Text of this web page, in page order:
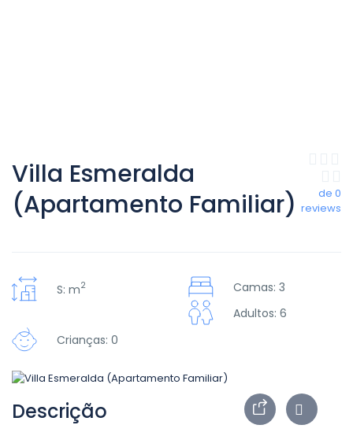
Villa Esmeralda
(Apartamento Familiar)
de 0
reviews
S: m2
Camas: 3
Adultos: 6
Crianças: 0
Descrição